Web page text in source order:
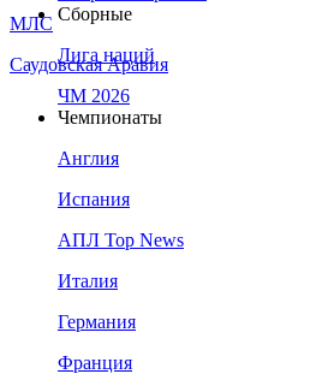
МЛС
Саудовская Аравия
Сборные
Лига наций
ЧМ 2026
Чемпионаты
Англия
Испания
АПЛ Top News
Италия
Германия
Франция